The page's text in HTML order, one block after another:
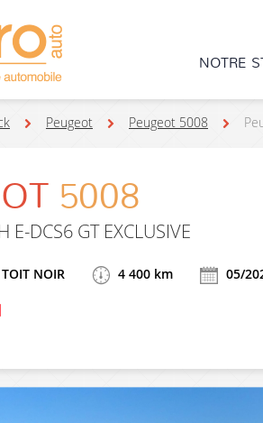
NOTRE
Peugeot Peugeot 5008
5008
E-DCS6 GT EXCLUSIVE
TOIT NOIR 4 400 km 05/